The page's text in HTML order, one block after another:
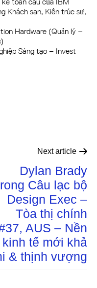
Khách sạn, Kiến trúc sư,
Hardware (Quản lý –
Sáng tạo – Invest
Next article
Dylan Brady
Câu lạc bộ
Design Exec –
Tòa thị chính
AUS – Nền
kinh tế mới khả
& thịnh vượng